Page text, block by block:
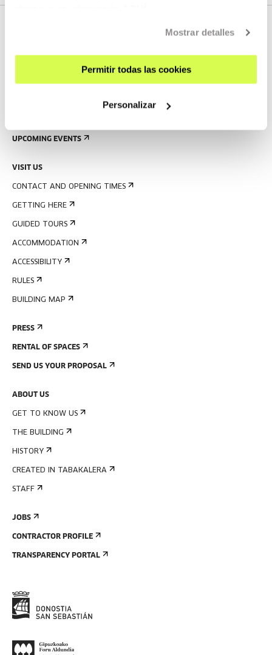
Mostrar detalles
Permitir todas las cookies
Personalizar
UPCOMING EVENTS
VISIT US
CONTACT AND OPENING TIMES
GETTING HERE
GUIDED TOURS
ACCOMMODATION
ACCESSIBILITY
RULES
BUILDING MAP
PRESS
RENTAL OF SPACES
SEND US YOUR PROPOSAL
ABOUT US
GET TO KNOW US
THE BUILDING
HISTORY
CREATED IN TABAKALERA
STAFF
JOBS
CONTRACTOR PROFILE
TRANSPARENCY PORTAL